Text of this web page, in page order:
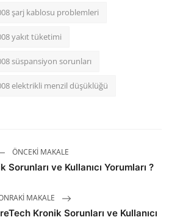
şarj kablosu problemleri
yakıt tüketimi
süspansiyon sorunları
elektrikli menzil düşüklüğü
ÖNCEKI MAKALE
ve Kullanıcı Yorumları ?
MAKALE
Kronik Sorunları ve Kullanıcı